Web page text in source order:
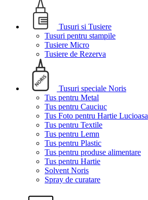
Tusuri si Tusiere
Tusuri pentru stampile
Tusiere Micro
Tusiere de Rezerva
Tusuri speciale Noris
Tus pentru Metal
Tus pentru Cauciuc
Tus Foto pentru Hartie Lucioasa
Tus pentru Textile
Tus pentru Lemn
Tus pentru Plastic
Tus pentru produse alimentare
Tus pentru Hartie
Solvent Noris
Spray de curatare